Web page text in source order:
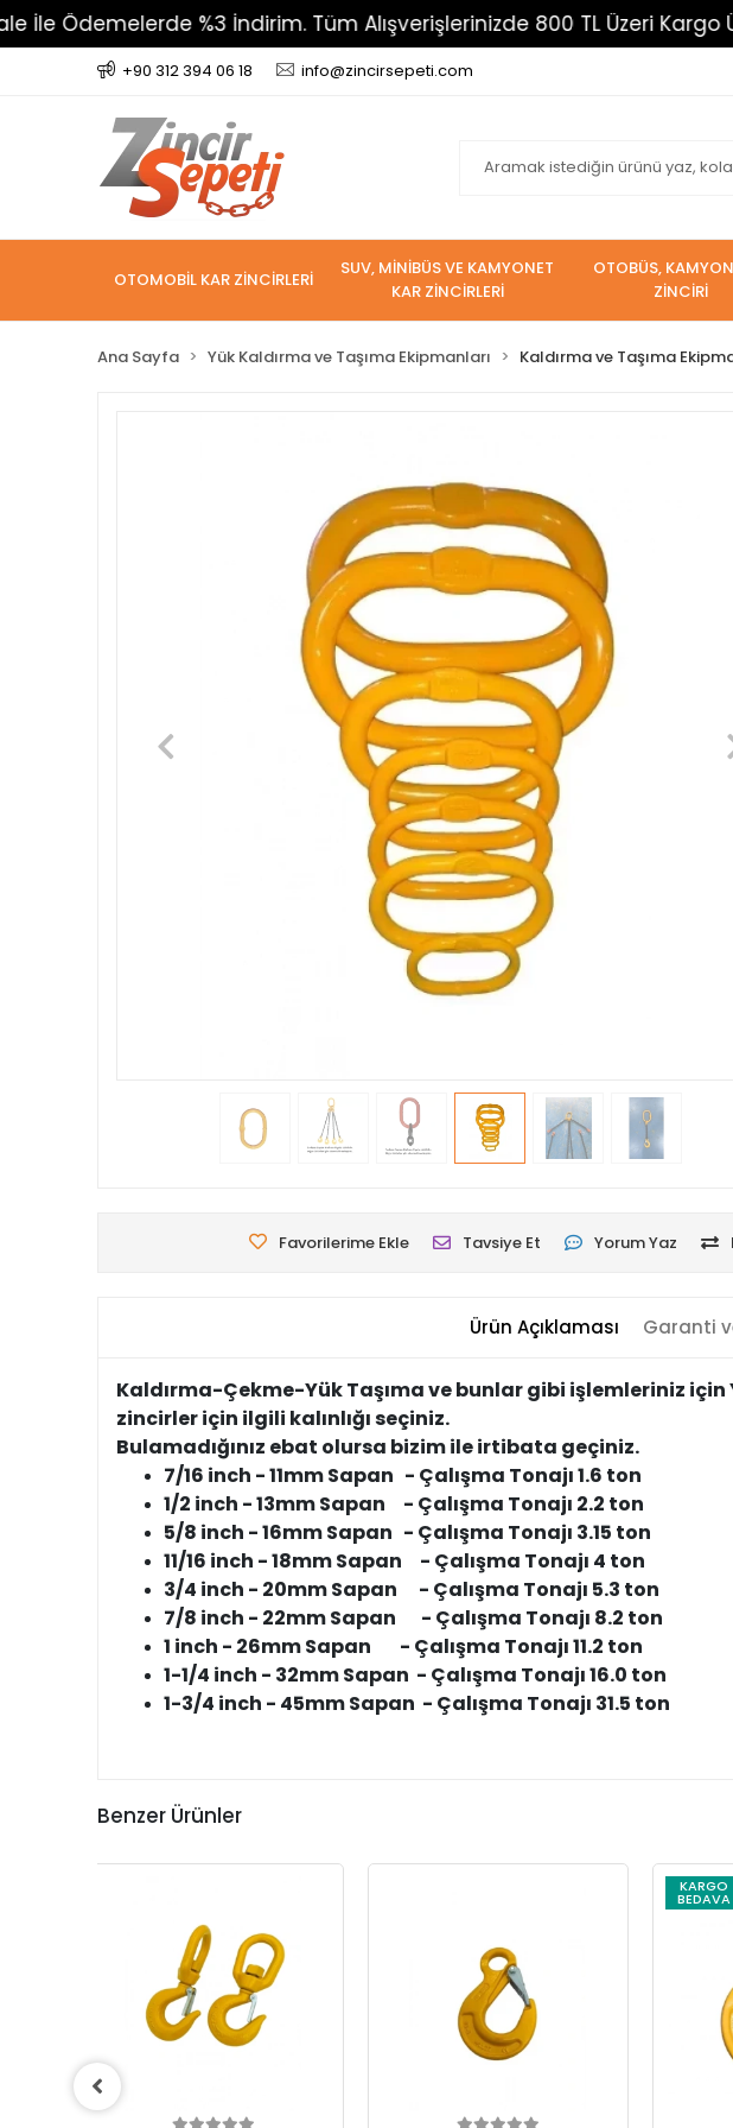
%3 İndirim. Tüm Alışverişlerinizde 800 TL Üzeri Kargo
+90 312 394 06 18 info@zincirsepeti.com
OTOMOBİL KAR ZİNCİRLERİ
SUV, MİNİBÜS VE KAMYONET
KAR ZİNCİRLERİ
OTOBÜS,
ZİNCİRİ
Ana Sayfa Yük Kaldırma ve Taşıma Ekipmanları Kaldırma ve Taşıma
Favorilerime Ekle Tavsiye Et Yorum Yaz
Ürün Açıklaması Garanti
Kaldırma-Çekme-Yük Taşıma ve bunlar gibi işlemleriniz için
zincirler için ilgili kalınlığı seçiniz.
Bulamadığınız ebat olursa bizim ile irtibata geçiniz.
7/16 inch - 11mm Sapan - Çalışma Tonajı 1.6 ton
1/2 inch - 13mm Sapan - Çalışma Tonajı 2.2 ton
5/8 inch - 16mm Sapan - Çalışma Tonajı 3.15 ton
11/16 inch - 18mm Sapan - Çalışma Tonajı 4 ton
3/4 inch - 20mm Sapan - Çalışma Tonajı 5.3 ton
7/8 inch - 22mm Sapan - Çalışma Tonajı 8.2 ton
1 inch - 26mm Sapan - Çalışma Tonajı 11.2 ton
1-1/4 inch - 32mm Sapan - Çalışma Tonajı 16.0 ton
1-3/4 inch - 45mm Sapan - Çalışma Tonajı 31.5 ton
Benzer Ürünler
KARGO